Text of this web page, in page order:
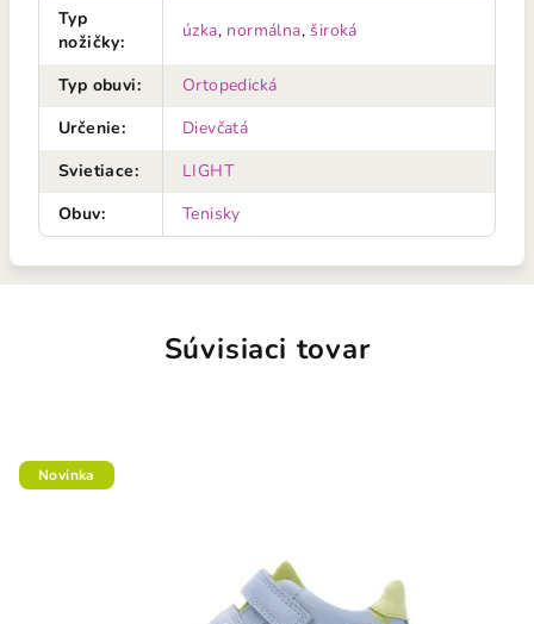
Typ
nožičky:
úzka, normálna, široká
Typ obuvi:
Ortopedická
Určenie:
Dievčatá
Svietiace:
LIGHT
Obuv: Tenisky
Súvisiaci tovar
Novinka